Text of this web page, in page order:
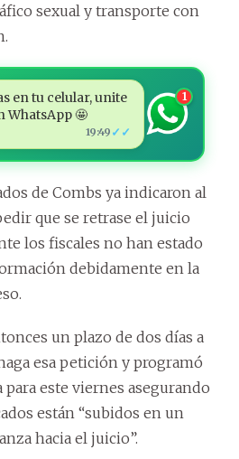
sexual y transporte con
en tu celular, unite
WhatsApp 🤩
19:49 ✓✓
1
de Combs ya indicaron al
que se retrase el juicio
los fiscales no han estado
debidamente en la
un plazo de dos días a
esa petición y programó
este viernes asegurando
están “subidos en un
hacia el juicio”.